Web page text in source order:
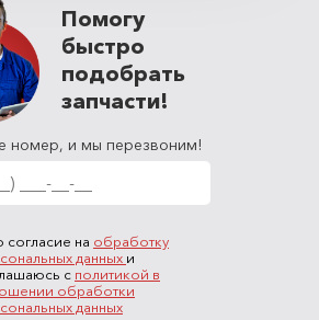
Помогу
быстро
подобрать
запчасти!
номер, и мы перезвоним!
согласие на обработку
данных и
с политикой в
обработки
данных